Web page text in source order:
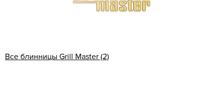
Все блинницы Grill Master (2)